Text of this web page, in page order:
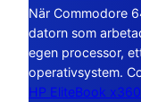
När Commodore
datorn som
egen processor,
operativsystem.
HP EliteBook